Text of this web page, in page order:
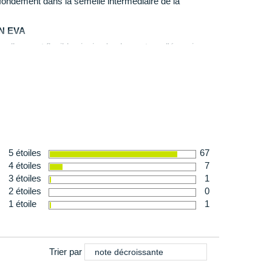
routes sèches et humides. Adaptée à la pratique
EVA
et flexible ainsi qu'un bon retour d'énergie.
5 étoiles
67
4 étoiles
7
3 étoiles
1
2 étoiles
0
1 étoile
1
Trier par note décroissante